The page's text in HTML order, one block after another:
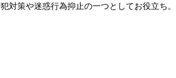
策や迷惑行為抑止の一つとしてお役立ち